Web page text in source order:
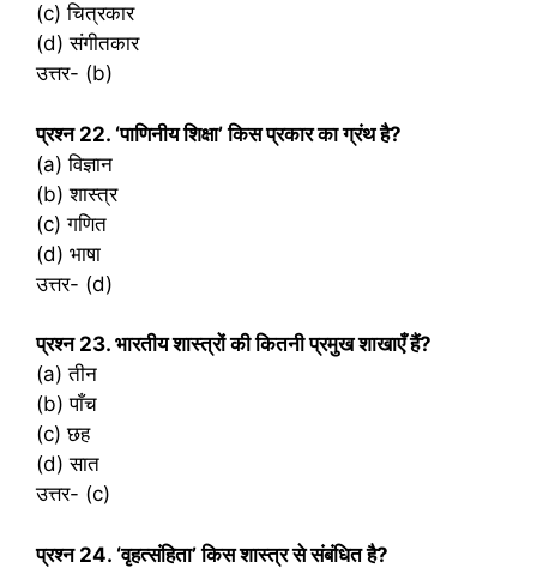
(c) चित्रकार
(d) संगीतकार
उत्तर- (b)
प्रश्‍न 22. ‘पाणिनीय शिक्षा’ किस प्रकार का ग्रंथ है?
(a) विज्ञान
(b) शास्त्र
(c) गणित
(d) भाषा
उत्तर- (d)
प्रश्‍न 23. भारतीय शास्त्रों की कितनी प्रमुख शाखाएँ हैं?
(a) तीन
(b) पाँच
(c) छह
(d) सात
उत्तर- (c)
प्रश्‍न 24. ‘वृहत्संहिता’ किस शास्त्र से संबंधित है?